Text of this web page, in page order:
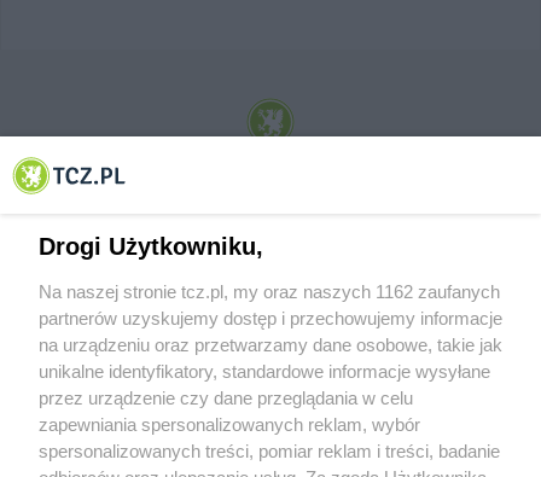
© 2001-2026 Tczew - TCZ.PL Sp. z o.o. Internetowy Serwis Informacyjny Miasta
O FIRMIE POLITYKA PRYWATNOŚCI HOSTING
REKLAMA WSPÓŁPRACA RSS FACEBOOK KONTAKT
Drogi Użytkowniku,
Na naszej stronie tcz.pl, my oraz naszych 1162 zaufanych
partnerów uzyskujemy dostęp i przechowujemy informacje
na urządzeniu oraz przetwarzamy dane osobowe, takie jak
unikalne identyfikatory, standardowe informacje wysyłane
przez urządzenie czy dane przeglądania w celu
zapewniania spersonalizowanych reklam, wybór
spersonalizowanych treści, pomiar reklam i treści, badanie